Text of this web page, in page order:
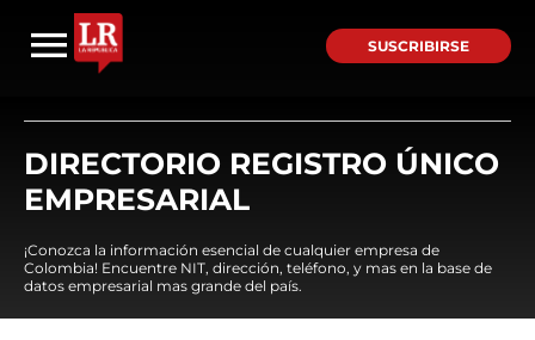
SUSCRIBIRSE
DIRECTORIO REGISTRO ÚNICO
EMPRESARIAL
¡Conozca la información esencial de cualquier empresa de
Colombia! Encuentre NIT, dirección, teléfono, y mas en la base de
datos empresarial mas grande del país.